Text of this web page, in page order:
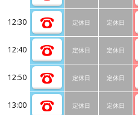
12:30 定休日 定休日
12:40 定休日 定休日
12:50 定休日 定休日
13:00 定休日 定休日